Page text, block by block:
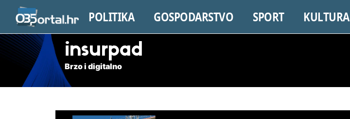
POLITIKA GOSPODARSTVO SPORT KULTURA
insurpad
Brzo i digitalno